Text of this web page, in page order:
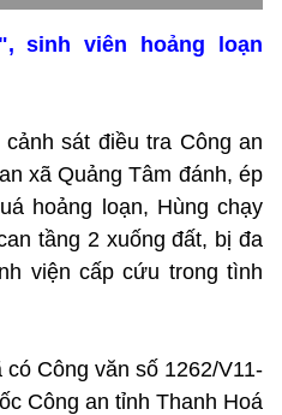
sinh viên hoảng loạn
sát điều tra Công an
xã Quảng Tâm đánh, ép
hoảng loạn, Hùng chạy
tầng 2 xuống đất, bị đa
viện cấp cứu trong tình
Công văn số 1262/V11-
Công an tỉnh Thanh Hoá